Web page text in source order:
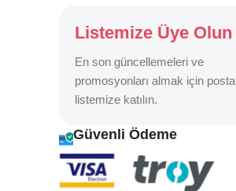
Listemize Üye Olun
En son güncellemeleri ve
promosyonları almak için posta
listemize katılın.
Güvenli Ödeme